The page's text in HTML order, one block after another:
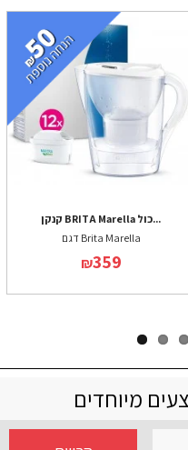
קנקן BRITA Marella כול...
דגם Brita Marella
₪359
מיוחדים